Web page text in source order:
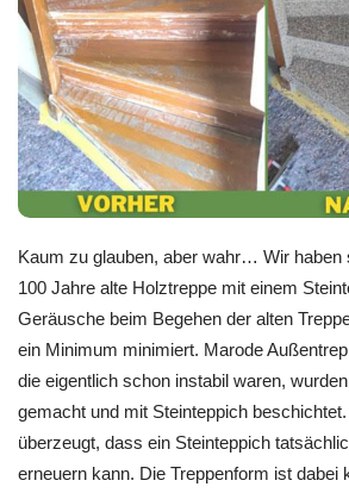
Kaum zu glauben, aber wahr… Wir haben
100 Jahre alte Holztreppe mit einem
Geräusche beim Begehen der alten
ein Minimum minimiert. Marode
die eigentlich schon instabil waren,
gemacht und mit Steinteppich
überzeugt, dass ein Steinteppich
erneuern kann. Die Treppenform ist dabei